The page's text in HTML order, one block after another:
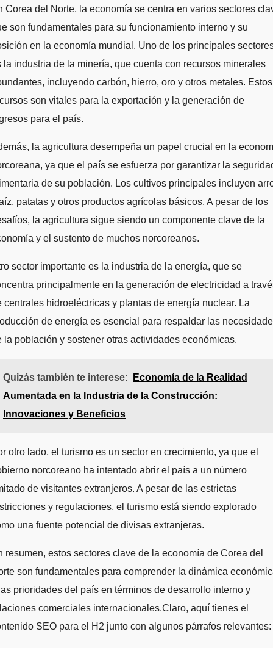
Corea del Norte, la economía se centra en varios sectores
son fundamentales para su funcionamiento interno y su
en la economía mundial. Uno de los principales
la industria de la minería, que cuenta con recursos minerales
incluyendo carbón, hierro, oro y otros metales. Estos
son vitales para la exportación y la generación de
para el país.
la agricultura desempeña un papel crucial en la
ya que el país se esfuerza por garantizar la
de su población. Los cultivos principales incluyen
patatas y otros productos agrícolas básicos. A pesar de los
la agricultura sigue siendo un componente clave de la
y el sustento de muchos norcoreanos.
sector importante es la industria de la energía, que se
principalmente en la generación de electricidad a
centrales hidroeléctricas y plantas de energía nuclear. La
de energía es esencial para respaldar las
la población y sostener otras actividades económicas.
Quizás también te interese:
Economía de la Realidad
Aumentada en la Industria de la Construcción:
Innovaciones y Beneficios
otro lado, el turismo es un sector en crecimiento, ya que el
norcoreano ha intentado abrir el país a un número
de visitantes extranjeros. A pesar de las estrictas
y regulaciones, el turismo está siendo explorado
una fuente potencial de divisas extranjeras.
resumen, estos sectores clave de la economía de Corea del
son fundamentales para comprender la dinámica
prioridades del país en términos de desarrollo interno y
comerciales internacionales.Claro, aquí tienes el
SEO para el H2 junto con algunos párrafos relevantes: